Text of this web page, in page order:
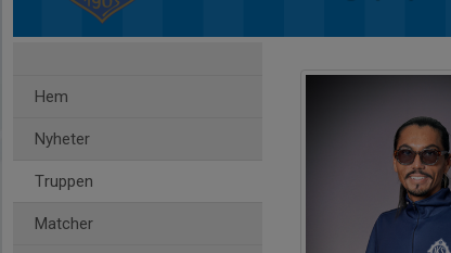
Hem
Nyheter
Truppen
Matcher